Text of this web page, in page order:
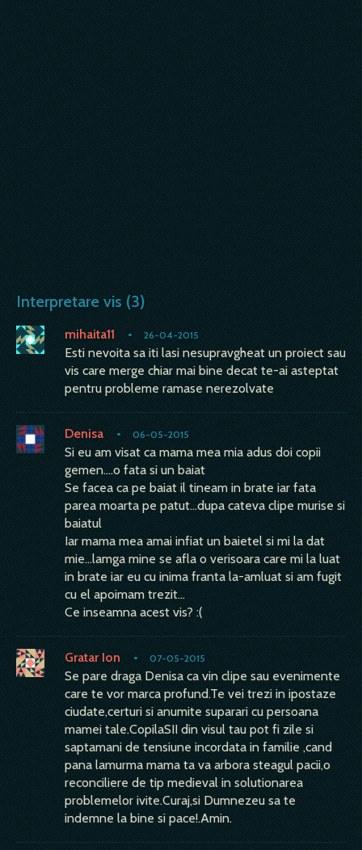
Interpretare vis (3)
mihaita11 • 26-04-2015
Esti nevoita sa iti lasi nesupravgheat un proiect sau
vis care merge chiar mai bine decat te-ai asteptat
pentru probleme ramase nerezolvate
Denisa • 06-05-2015
Si eu am visat ca mama mea mia adus doi copii
gemen....o fata si un baiat
Se facea ca pe baiat il tineam in brate iar fata
parea moarta pe patut...dupa cateva clipe murise si
baiatul
Iar mama mea amai infiat un baietel si mi la dat
mie...lamga mine se afla o verisoara care mi la luat
in brate iar eu cu inima franta la-amluat si am fugit
cu el apoimam trezit...
Ce inseamna acest vis? :(
Gratar Ion • 07-05-2015
Se pare draga Denisa ca vin clipe sau evenimente
care te vor marca profund.Te vei trezi in ipostaze
ciudate,certuri si anumite suparari cu persoana
mamei tale.CopilaSII din visul tau pot fi zile si
saptamani de tensiune incordata in familie ,cand
pana lamurma mama ta va arbora steagul pacii,o
reconciliere de tip medieval in solutionarea
problemelor ivite.Curaj,si Dumnezeu sa te
indemne la bine si pace!.Amin.